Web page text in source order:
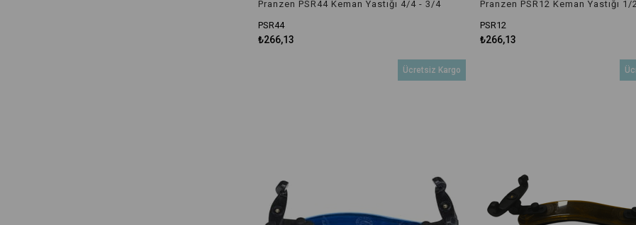
Pranzen PSR44 Keman Yastığı 4/4 - 3/4
PSR44
₺266,13
Pranzen PSR12 Keman Yastığı
PSR12
₺266,13
Ücretsiz Kargo